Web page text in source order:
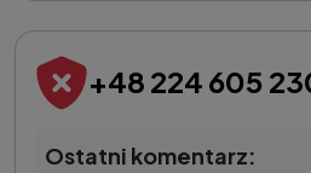
+48 224 605
Ostatni komentarz: